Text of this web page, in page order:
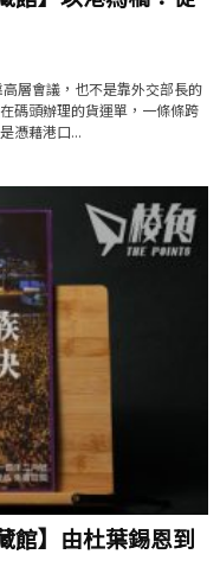
層會議，也不是靠外交部長的
碼頭辦理的貨運單，一條條跨
憑藉港口...
館】由杜葉錫恩到